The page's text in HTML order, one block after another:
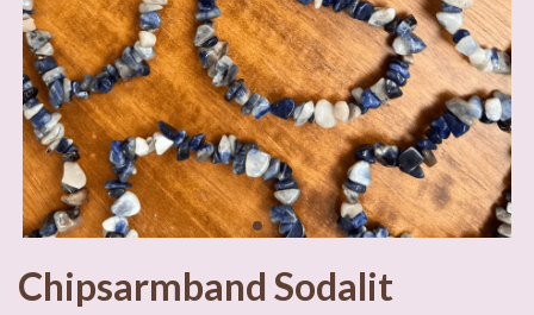
Chipsarmband Sodalit